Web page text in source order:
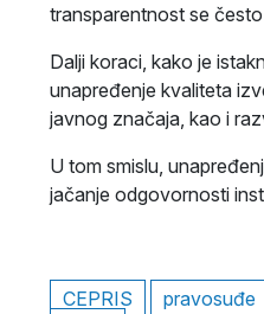
transparentnost se
Dalji koraci, kako je
unapređenje kvaliteta
javnog značaja, kao i
U tom smislu,
jačanje odgovornosti
CEPRIS pravosuđe